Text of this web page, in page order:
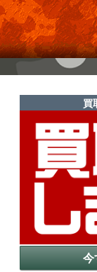
買